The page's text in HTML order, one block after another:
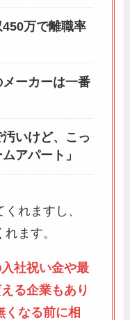
450万で離職率
メーカーは一番
汚いけど、こっ
アパート」
れますし、
ます。
社祝い金や最
る企業もあり
くなる前に相